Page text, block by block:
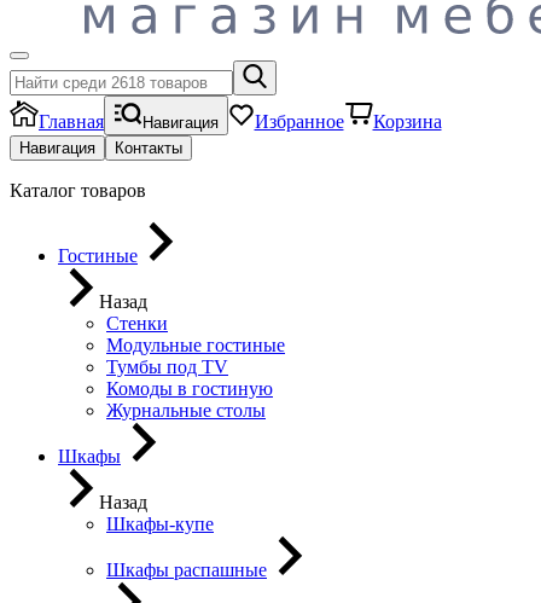
Главная Навигация Избранное Корзина
Навигация Контакты
Каталог товаров
Гостиные
Назад
Стенки
Модульные гостиные
Тумбы под ТV
Комоды в гостиную
Журнальные столы
Шкафы
Назад
Шкафы-купе
Шкафы распашные